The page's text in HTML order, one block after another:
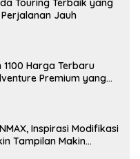
Touring Terbaik yang
Jauh
1100 Harga Terbaru
Premium yang
Inspirasi Modifikasi
Tampilan Makin